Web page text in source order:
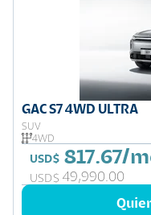
GAC S7 4WD ULTRA
SUV
4WD
USD$ 817.67/
USD$ 49,990.00